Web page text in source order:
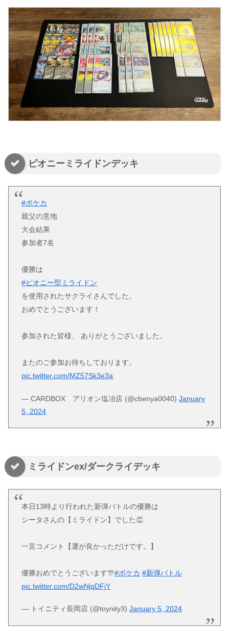
ピオニーミライドンデッキ
#ポケカ
親父の意地
大会結果
参加者7名
優勝は
#ピオニー型ミライドン
を使用されたサクライさんでした。
おめでとうございます！
参加された皆様、 ありがとうございました。
またのご参加お待ちしております。
pic.twitter.com/MZ57Sk3e3a
— CARDBOX アリオン塩冶店 (@cbenya0040)January
5, 2024
ミライドンex/ダークライデッキ
本日13時より行われた新弾バトルの優勝は
シータさんの【ミライドン】でした👏
一言コメント【運が良かっただけです。】
優勝おめでとうございます🎊#ポケカ #新弾バトル
pic.twitter.com/D2wNjqDFjY
— トイニティ長岡店 (@toynity3)January 5, 2024